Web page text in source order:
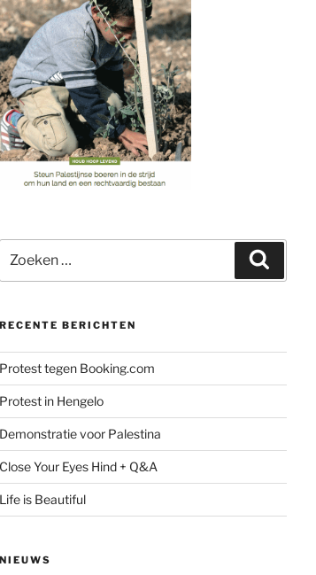
naar:
RECENTE BERICHTEN
Protest tegen Booking.com
Protest in Hengelo
Demonstratie voor Palestina
Close Your Eyes Hind + Q&A
Life is Beautiful
NIEUWS